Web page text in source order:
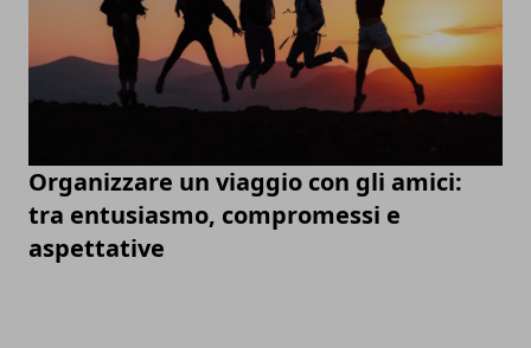
Organizzare un viaggio con gli amici:
tra entusiasmo, compromessi e
aspettative